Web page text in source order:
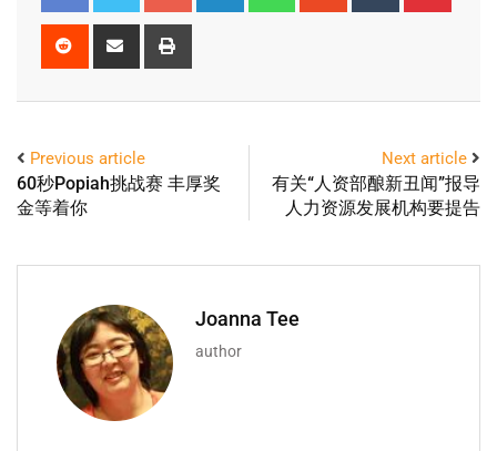
Previous article
60秒Popiah挑战赛 丰厚奖
金等着你
Next article
有关“人资部酿新丑闻”报导
人力资源发展机构要提告
Joanna Tee
author